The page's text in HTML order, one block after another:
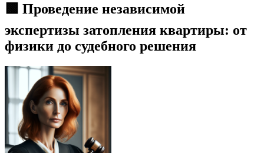
🟩 Проведение независимой
экспертизы затопления квартиры: от
физики до судебного решения